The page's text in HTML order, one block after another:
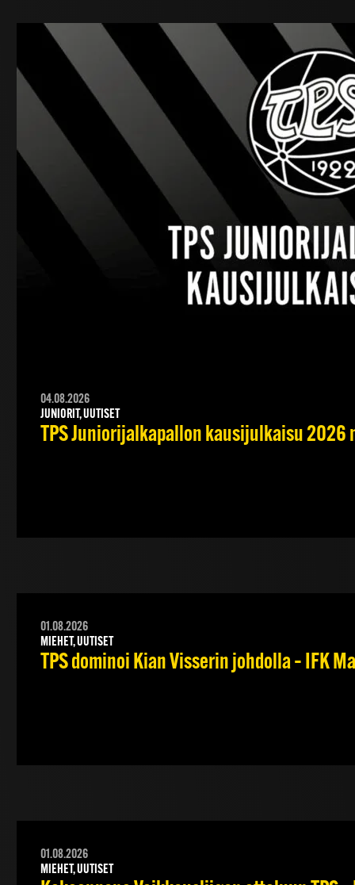
04.08.2026
JUNIORIT, UUTISET
TPS Juniorijalkapallon kausijulkaisu 2026
01.08.2026
MIEHET, UUTISET
TPS dominoi Kian Visserin johdolla – IFK
01.08.2026
MIEHET, UUTISET